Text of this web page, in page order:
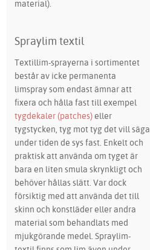
material).
Spraylim textil
Textillim-sprayerna i sortimentet
består av icke permanenta
limspray som endast ämnar att
fixera och hålla fast till exempel
tygdekaler (patches)eller
tygstycken, tyg mot tyg det vill säga
under tiden de sys fast. Enkelt och
praktisk att använda om tyget är
bara en liten smula skrynkligt och
behöver hållas slätt. Var dock
försiktig med att använda det till
skinn och konstläder eller andra
material som behandlats med
mjukgörande medel. Spraylim-